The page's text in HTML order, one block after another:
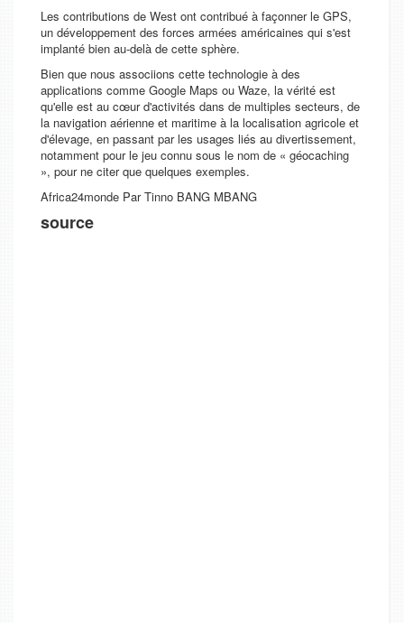
Les contributions de West ont contribué à façonner le GPS,
un développement des forces armées américaines qui s'est
implanté bien au-delà de cette sphère.
Bien que nous associions cette technologie à des
applications comme Google Maps ou Waze, la vérité est
qu'elle est au cœur d'activités dans de multiples secteurs, de
la navigation aérienne et maritime à la localisation agricole et
d'élevage, en passant par les usages liés au divertissement,
notamment pour le jeu connu sous le nom de « géocaching
», pour ne citer que quelques exemples.
Africa24monde Par Tinno BANG MBANG
source